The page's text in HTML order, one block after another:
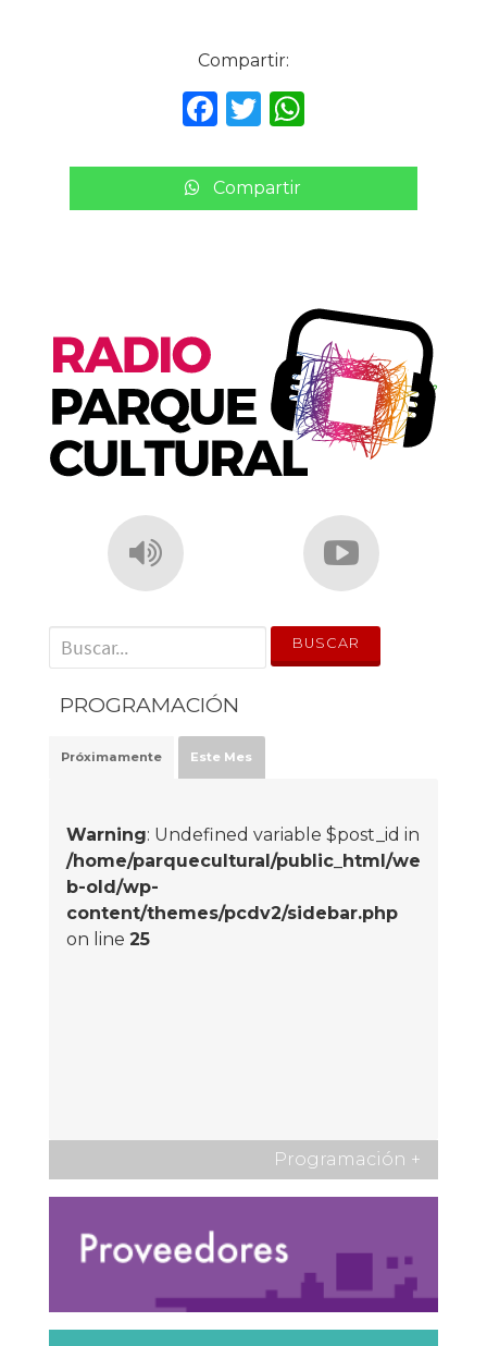
Compartir:
F
c
e
T
it
te
W
a
ts
p
Compartir
' . __('Search for:') . '
PROGRAMACIÓN
Próximamente Este Mes
Warning: Undefined variable $post_id in
/home/parquecultural/public_html/we
b-old/wp-
content/themes/pcdv2/sidebar.php
on line 25
Programación +